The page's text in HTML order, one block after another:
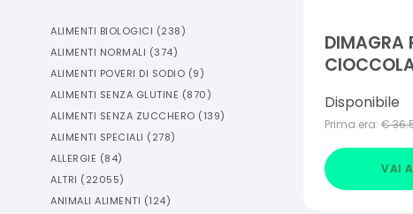
ALIMENTI BIOLOGICI (238)
ALIMENTI NORMALI (374)
ALIMENTI POVERI DI SODIO (9)
ALIMENTI SENZA GLUTINE (870)
ALIMENTI SENZA ZUCCHERO (139)
ALIMENTI SPECIALI (278)
ALLERGIE (84)
ALTRI (22055)
ANIMALI ALIMENTI (124)
DIMAGRA
Disponibile
Prima era: €
VAI